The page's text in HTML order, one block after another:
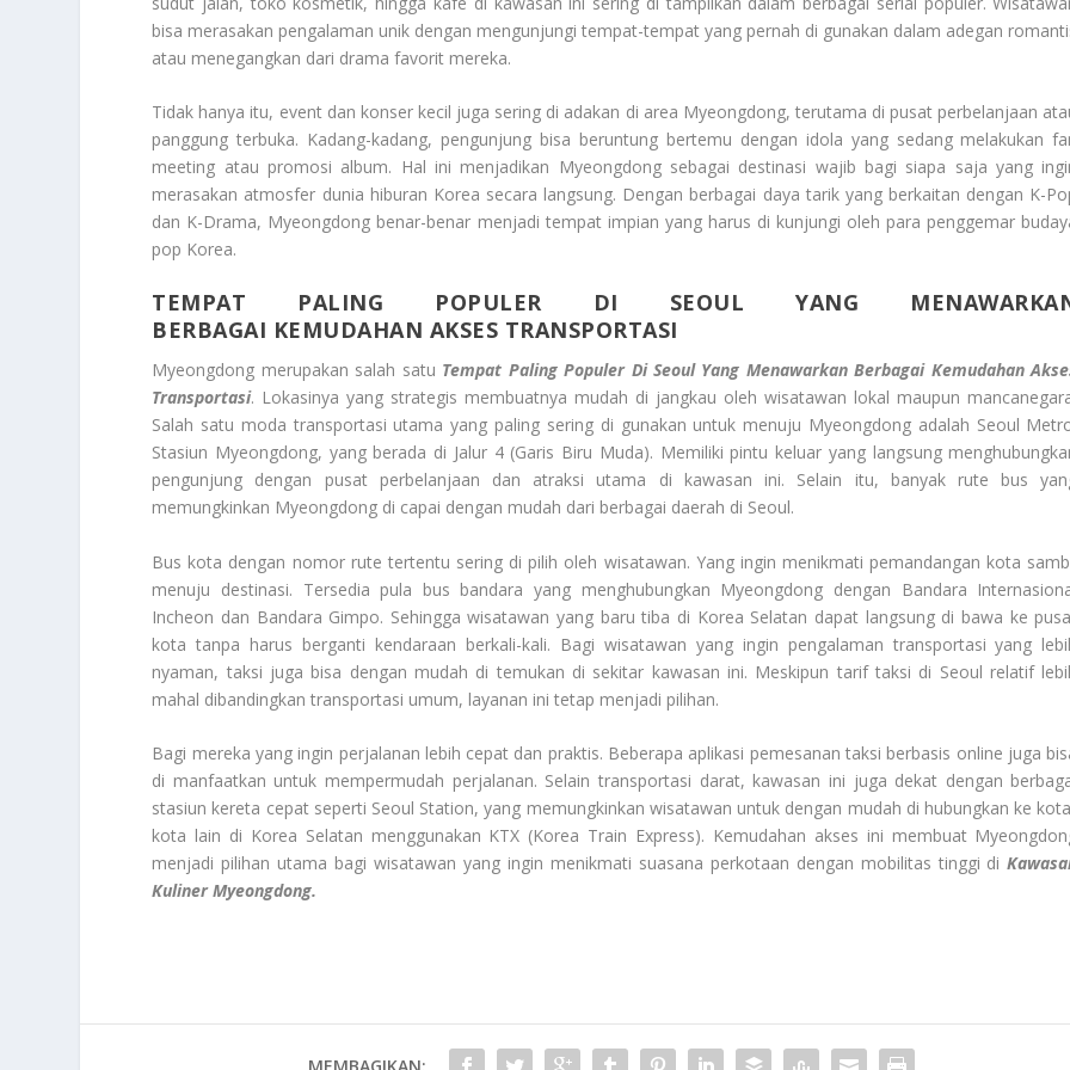
bisa merasakan pengalaman unik dengan mengunjungi tempat-tempat yang pernah di gunakan dalam adegan
atau menegangkan dari drama favorit mereka.
Tidak hanya itu, event dan konser kecil juga sering di adakan di area Myeongdong, terutama di pusat perbelanjaan
panggung terbuka. Kadang-kadang, pengunjung bisa beruntung bertemu dengan idola yang sedang melakukan
meeting atau promosi album. Hal ini menjadikan Myeongdong sebagai destinasi wajib bagi siapa saja yang
merasakan atmosfer dunia hiburan Korea secara langsung. Dengan berbagai daya tarik yang berkaitan dengan K-
dan K-Drama, Myeongdong benar-benar menjadi tempat impian yang harus di kunjungi oleh para penggemar
pop Korea.
TEMPAT PALING POPULER DI SEOUL YANG
BERBAGAI KEMUDAHAN AKSES TRANSPORTASI
Myeongdong merupakan salah satu Tempat Paling Populer Di Seoul Yang Menawarkan Berbagai Kemudahan
Transportasi. Lokasinya yang strategis membuatnya mudah di jangkau oleh wisatawan lokal maupun
Salah satu moda transportasi utama yang paling sering di gunakan untuk menuju Myeongdong adalah Seoul
Stasiun Myeongdong, yang berada di Jalur 4 (Garis Biru Muda). Memiliki pintu keluar yang langsung
pengunjung dengan pusat perbelanjaan dan atraksi utama di kawasan ini. Selain itu, banyak rute bus
memungkinkan Myeongdong di capai dengan mudah dari berbagai daerah di Seoul.
Bus kota dengan nomor rute tertentu sering di pilih oleh wisatawan. Yang ingin menikmati pemandangan kota
menuju destinasi. Tersedia pula bus bandara yang menghubungkan Myeongdong dengan Bandara
Incheon dan Bandara Gimpo. Sehingga wisatawan yang baru tiba di Korea Selatan dapat langsung di bawa ke
kota tanpa harus berganti kendaraan berkali-kali. Bagi wisatawan yang ingin pengalaman transportasi yang
nyaman, taksi juga bisa dengan mudah di temukan di sekitar kawasan ini. Meskipun tarif taksi di Seoul relatif
mahal dibandingkan transportasi umum, layanan ini tetap menjadi pilihan.
Bagi mereka yang ingin perjalanan lebih cepat dan praktis. Beberapa aplikasi pemesanan taksi berbasis online juga
di manfaatkan untuk mempermudah perjalanan. Selain transportasi darat, kawasan ini juga dekat dengan
stasiun kereta cepat seperti Seoul Station, yang memungkinkan wisatawan untuk dengan mudah di hubungkan ke
kota lain di Korea Selatan menggunakan KTX (Korea Train Express). Kemudahan akses ini membuat
menjadi pilihan utama bagi wisatawan yang ingin menikmati suasana perkotaan dengan mobilitas tinggi di
Kuliner Myeongdong.